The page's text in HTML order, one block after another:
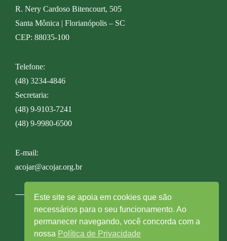
R. Nery Cardoso Bitencourt, 505
Santa Mônica | Florianópolis – SC
CEP: 88035-100
Telefone:
(48) 3234-4846
Secretaria:
(48) 9-9103-7241
(48) 9-9980-6500
E-mail:
acojar@acojar.org.br
© ACOJAR – Todos os direitos reservados |
Desenvolvido por TecnoHelp Tecnologia
Este site se apoia em cookies que são
necessários para o seu funcionamento. Ao
permanecer navegando, você concorda com a
nossa Política de Privacidade